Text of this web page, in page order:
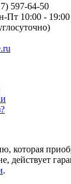
597-64-50
Пт 10:00 - 19:00
которая
действует
.